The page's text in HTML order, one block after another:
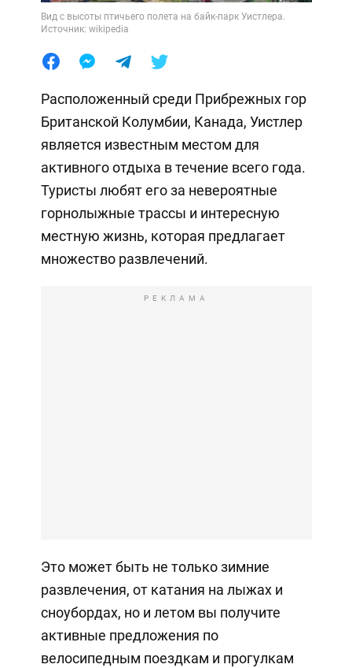
Вид с высоты птичьего полета на байк-парк Уистлера.
Источник: wikipedia
Расположенный среди Прибрежных гор
Британской Колумбии, Канада, Уистлер
является известным местом для
активного отдыха в течение всего года.
Туристы любят его за невероятные
горнолыжные трассы и интересную
местную жизнь, которая предлагает
множество развлечений.
РЕКЛАМА
Это может быть не только зимние
развлечения, от катания на лыжах и
сноубордах, но и летом вы получите
активные предложения по
велосипедным поездкам и прогулкам